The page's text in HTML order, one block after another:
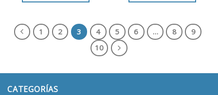
1 2 3 4 5 6 … 8
9
10
CATEGORÍAS